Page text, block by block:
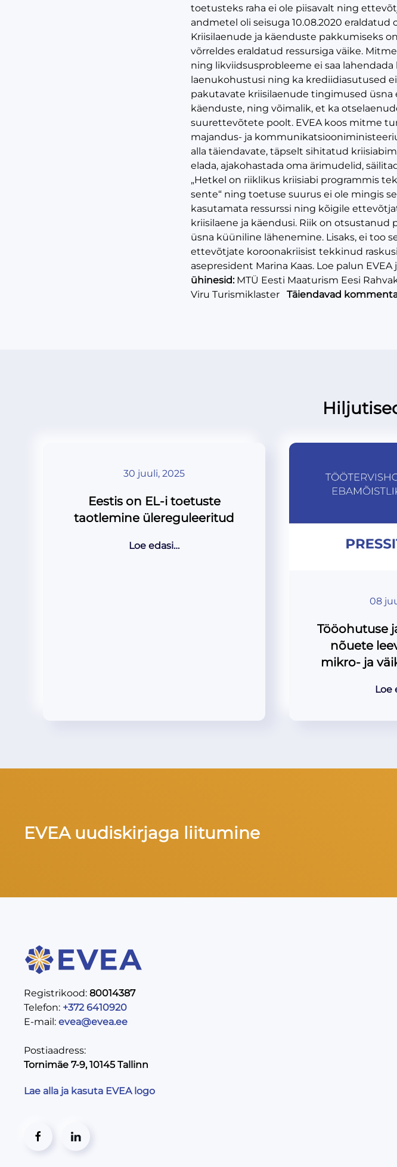
toetusteks raha ei ole piisavalt ning
andmetel oli seisuga 10.08.2020
Kriisilaenude ja käenduste pakkumiseks
võrreldes eraldatud ressursiga väike.
ning likviidsusprobleeme ei saa
laenukohustusi ning ka krediidiasutused
pakutavate kriisilaenude tingimused üsna
käenduste, ning võimalik, et ka
suurettevõtete poolt. EVEA koos mitme
majandus- ja
alla täiendavate, täpselt sihitatud
elada, ajakohastada oma ärimudelid,
„Hetkel on riiklikus kriisiabi programmis
sente“ ning toetuse suurus ei ole mingis
kasutamata ressurssi ning kõigile
kriisilaene ja käendusi. Riik on
üsna küüniline lähenemine. Lisaks, ei too
ettevõtjate koroonakriisist tekkinud
asepresident Marina Kaas. Loe palun
ühinesid: MTÜ Eesti Maaturism Eesi
Viru Turismiklaster Täiendavad
30 juuli, 2025
Eestis on EL-i toetuste
taotlemine ülereguleeritud
Loe edasi…
08
Tööohutuse
nõuete
mikro- ja
Loe
EVEA uudiskirjaga liitumine
Registrikood: 80014387
Telefon: +372 6410920
E-mail: evea@evea.ee
Postiaadress:
Tornimäe 7-9, 10145 Tallinn
Lae alla ja kasuta EVEA logo